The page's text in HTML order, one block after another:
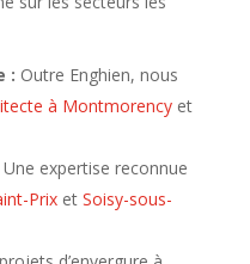
: Outre Enghien, nous
à Montmorencyet
Une expertise reconnue
Prixet Soisy-sous-